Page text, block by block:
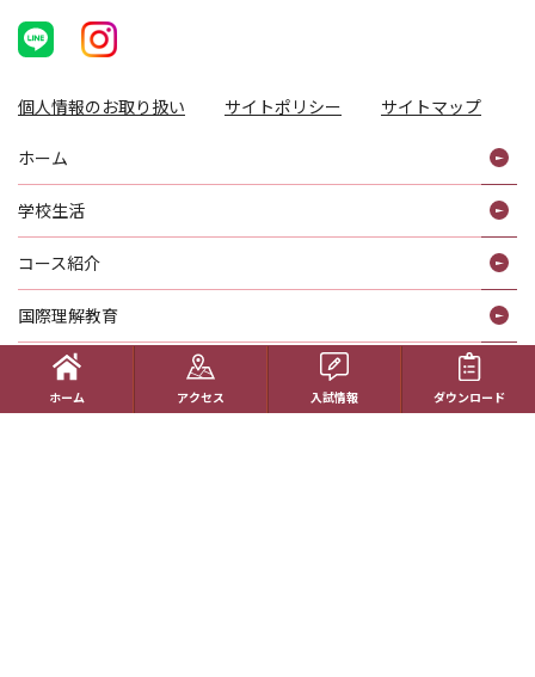
個人情報のお取り扱い サイトポリシー サイトマップ
ホーム
学校生活
コース紹介
国際理解教育
進路指導
受験生の方へ
ホーム アクセス 入試情報 ダウンロード